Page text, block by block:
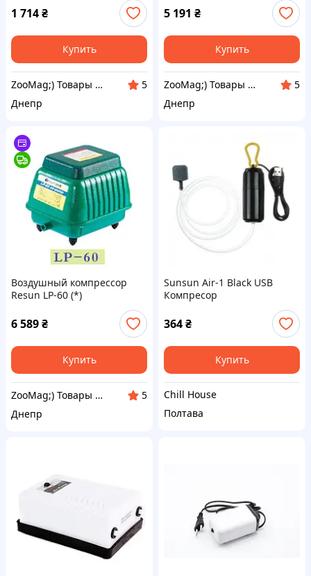
1 714₴
Купить
ZooMag;) Товары для животных
5
Днепр
5 191 ₴
Купить
ZooMag;) Товары для животных
5
Днепр
Воздушный компрессор
Resun LP-60 (*)
6 589₴
Купить
ZooMag;) Товары для животных
5
Днепр
Sunsun Air-1 Black USB
Компресор
364₴
Купить
Chill House
Полтава